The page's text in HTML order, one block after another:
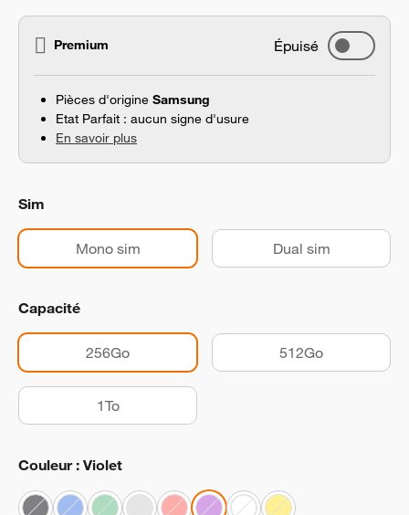
Premium Épuisé
Pièces d'origine Samsung
Etat Parfait : aucun signe d'usure
En savoir plus
Sim
Mono sim Dual sim
Capacité
256Go 512Go
1To
Couleur : Violet